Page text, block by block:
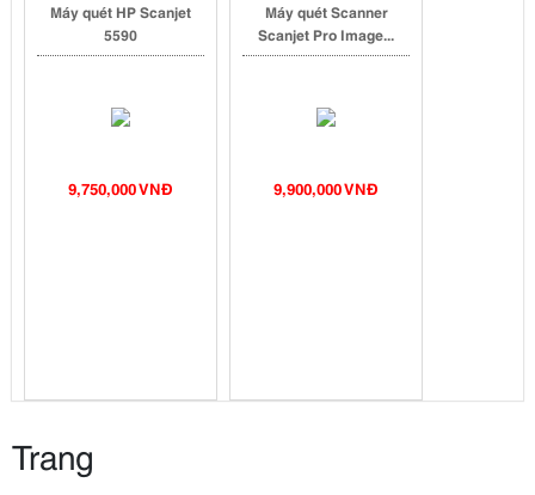
Máy quét HP Scanjet
5590
9,750,000 VNĐ
Máy quét Scanner
Scanjet Pro Image...
9,900,000 VNĐ
Trang